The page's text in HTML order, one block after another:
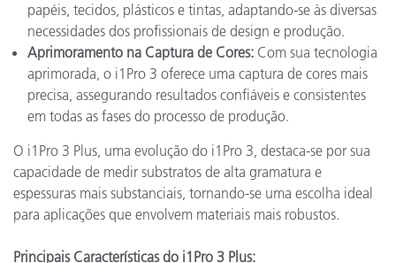
papéis, tecidos, plásticos e tintas, adaptando-se às diversas
necessidades dos profissionais de design e produção.
Aprimoramento na Captura de Cores: Com sua tecnologia
aprimorada, o i1Pro 3 oferece uma captura de cores mais
precisa, assegurando resultados confiáveis e consistentes
em todas as fases do processo de produção.
O i1Pro 3 Plus, uma evolução do i1Pro 3, destaca-se por sua
capacidade de medir substratos de alta gramatura e
espessuras mais substanciais, tornando-se uma escolha ideal
para aplicações que envolvem materiais mais robustos.
Principais Características do i1Pro 3 Plus: